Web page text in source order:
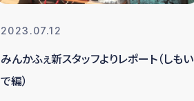
2023.07.12
みんかふぇ新スタッフよりレポート（しもい
で編）